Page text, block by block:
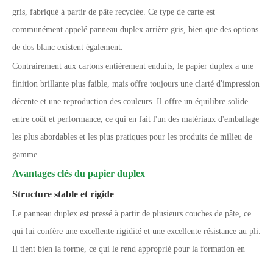
gris, fabriqué à partir de pâte recyclée. Ce type de carte est
communément appelé panneau duplex arrière gris, bien que des options
de dos blanc existent également.
Contrairement aux cartons entièrement enduits, le papier duplex a une
finition brillante plus faible, mais offre toujours une clarté d'impression
décente et une reproduction des couleurs. Il offre un équilibre solide
entre coût et performance, ce qui en fait l'un des matériaux d'emballage
les plus abordables et les plus pratiques pour les produits de milieu de
gamme.
Avantages clés du papier duplex
Structure stable et rigide
Le panneau duplex est pressé à partir de plusieurs couches de pâte, ce
qui lui confère une excellente rigidité et une excellente résistance au pli.
Il tient bien la forme, ce qui le rend approprié pour la formation en